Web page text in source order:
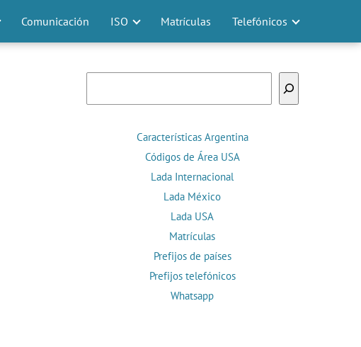
Comunicación ISO Matrículas Telefónicos
Características Argentina
Códigos de Área USA
Lada Internacional
Lada México
Lada USA
Matrículas
Prefijos de países
Prefijos telefónicos
Whatsapp